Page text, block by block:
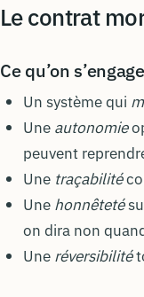
Le contrat
Ce qu’on
Un système qui
Une autonomie
peuvent
Une traçabilité
Une honnêteté
on dira non
Une réversibilité